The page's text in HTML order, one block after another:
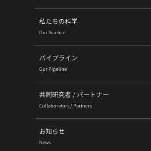
私たちの科学
Our Science
パイプライン
Our Pipeline
共同研究者 / パートナー
Collaborators / Partners
お知らせ
News